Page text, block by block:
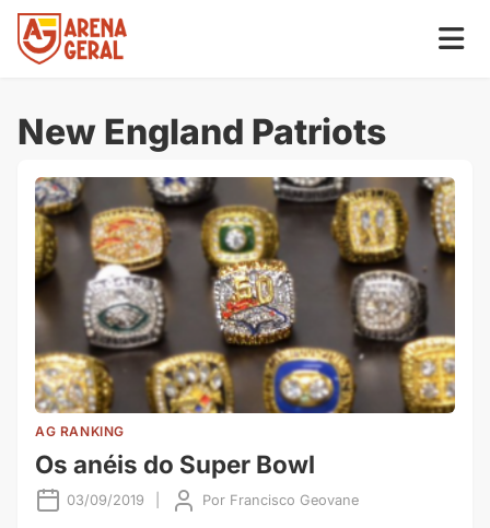
New England Patriots
AG RANKING
Os anéis do Super Bowl
03/09/2019 Por Francisco Geovane